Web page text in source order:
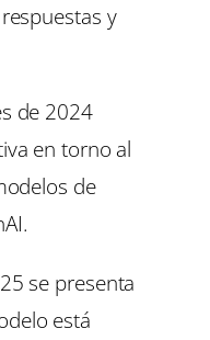
y
de 2024
en torno al
de
se presenta
está